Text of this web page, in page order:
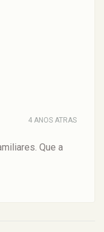
4 ANOS ATRAS
Que a